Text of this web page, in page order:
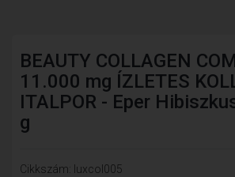
BEAUTY COLLAGEN
11.000 mg ÍZLETES
ITALPOR - Eper
g
Cikkszám: luxcol005